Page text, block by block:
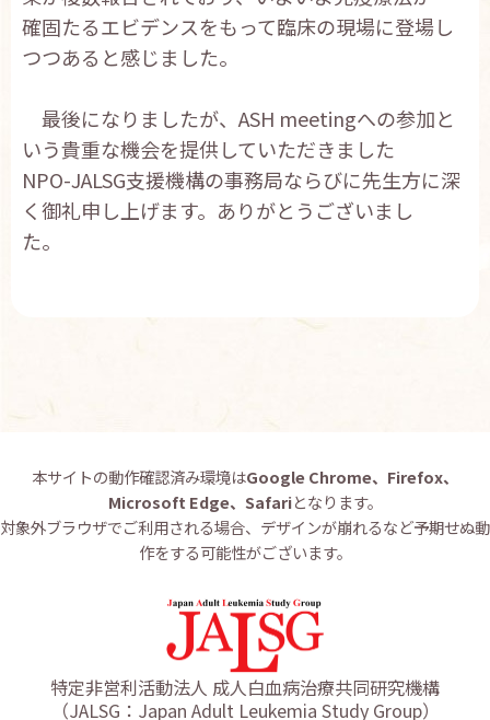
確固たるエビデンスをもって臨床の現場に登場し
つつあると感じました。
最後になりましたが、ASH meetingへの参加と
いう貴重な機会を提供していただきました
NPO-JALSG支援機構の事務局ならびに先生方に深
く御礼申し上げます。ありがとうございまし
た。
本サイトの動作確認済み環境はGoogle Chrome、Firefox、
Microsoft Edge、Safariとなります。
対象外ブラウザでご利用される場合、デザインが崩れるなど予期せぬ動
作をする可能性がございます。
特定非営利活動法人 成人白血病治療共同研究機構
（JALSG：Japan Adult Leukemia Study Group）